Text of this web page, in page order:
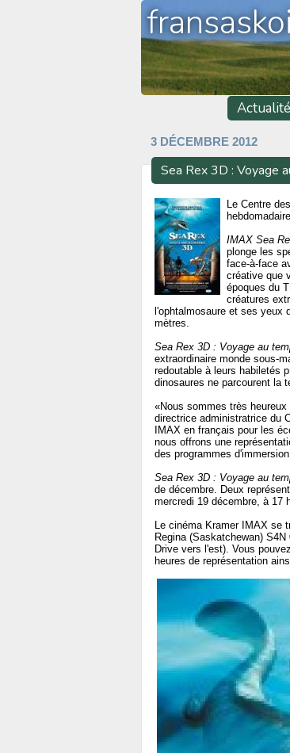
3 DÉCEMBRE 2012
Sea Rex 3D : Voyage
Le Centre
IMAX Sea
plonge les
face-à-face
créative que
époques du
créatures
l'ophtalmosaure et ses yeux
mètres.
Sea Rex 3D : Voyage au
extraordinaire monde sous-
redoutable à leurs habiletés
dinosaures ne parcourent la
«Nous sommes très
directrice administratrice du
IMAX en français pour les
nous offrons une
des programmes
Sea Rex 3D : Voyage au
de décembre. Deux
mercredi 19 décembre, à 17
Le cinéma Kramer IMAX se
Regina (Saskatchewan)
Drive vers l'est). Vous
heures de représentation